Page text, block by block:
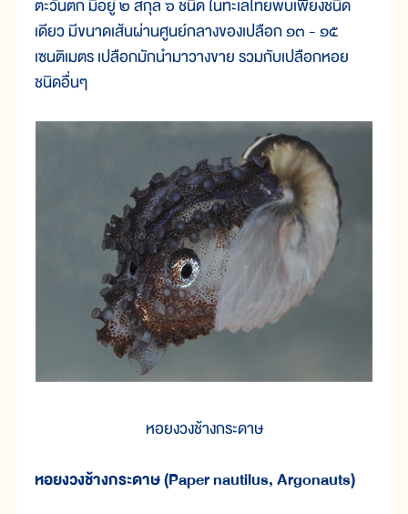
ตะวันตก มีอยู่ ๒ สกุล ๖ ชนิด ในทะเลไทยพบเพียงชนิด
เดียว มีขนาดเส้นผ่านศูนย์กลางของเปลือก ๑๓ - ๑๕
เซนติเมตร เปลือกมักนำมาวางขาย รวมกับเปลือกหอย
ชนิดอื่นๆ
หอยงวงช้างกระดาษ
หอยงวงช้างกระดาษ (Paper nautilus, Argonauts)